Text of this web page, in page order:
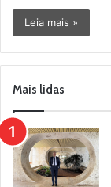
Leia mais »
Mais lidas